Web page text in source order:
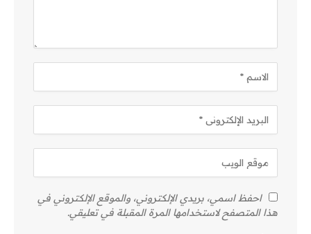
احفظ اسمي، بريدي الإلكتروني، والموقع الإلكتروني في
هذا المتصفح لاستخدامها المرة المقبلة في تعليقي.